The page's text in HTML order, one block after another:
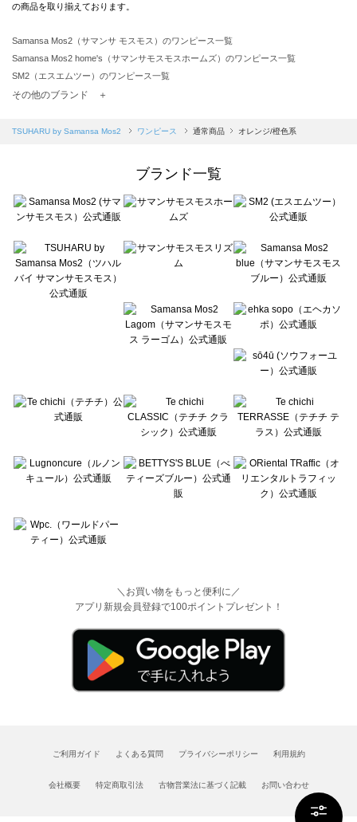
の商品を取り揃えております。
Samansa Mos2（サマンサ モスモス）のワンピース一覧
Samansa Mos2 home's（サマンサモスモスホームズ）のワンピース一覧
SM2（エスエムツー）のワンピース一覧
TSUHARU by Samansa Mos2（ツハルバイサマンサモスモス）のワンピース一覧
Samansa Mos2 blue（サマンサモスモス ブルー）のワンピース一覧
sō4ū（ソウフォーユー）のワンピース一覧
Te chichi（テチチ）のワンピース一覧
Te chichi CLASSIC（テチチ クラシック）のワンピース一覧
Lugnoncure（ルノンキュール）のワンピース一覧
BETTY'S BLUE（べティーズブルー）のワンピース一覧
Wpc.（ワールドパーティー）のワンピース一覧
その他のブランド ＋
TSUHARU by Samansa Mos2 ワンピース 通常商品 オレンジ/橙色系
ブランド一覧
＼お買い物をもっと便利に／
アプリ新規会員登録で100ポイントプレゼント！
ご利用ガイド よくある質問 プライバシーポリシー 利用規約
会社概要 特定商取引法 古物営業法に基づく記載 お問い合わせ